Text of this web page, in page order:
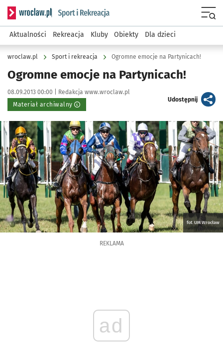
Serwis informacyjny wroclaw.pl podserwis: Sport i rekreacja
Aktualności Rekreacja Kluby Obiekty Dla dzieci
wroclaw.pl Sport i rekreacja Ogromne emocje na Partynicach!
Ogromne emocje na Partynicach!
Data publikacji:
08.09.2013 00:00 | Autor:
Redakcja www.wroclaw.pl
Materiał archiwalny
Udostępnijartykuł
Kliknij, aby powiększyć
fot. UM Wrocław
REKLAMA
ad